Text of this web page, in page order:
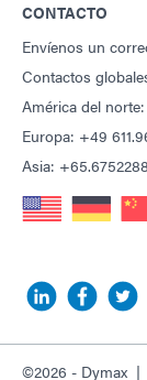
CONTACTO
Envíenos un
Contactos
América del norte:
Europa: +49
Asia:
©2026 - Dymax |